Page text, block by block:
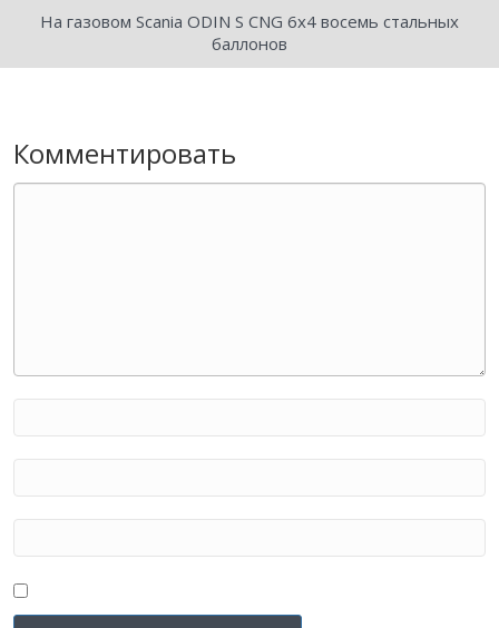
На газовом Scania ODIN S CNG 6х4 восемь стальных
баллонов
Комментировать